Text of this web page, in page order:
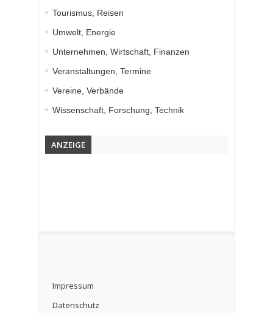
Tourismus, Reisen
Umwelt, Energie
Unternehmen, Wirtschaft, Finanzen
Veranstaltungen, Termine
Vereine, Verbände
Wissenschaft, Forschung, Technik
ANZEIGE
Impressum
Datenschutz